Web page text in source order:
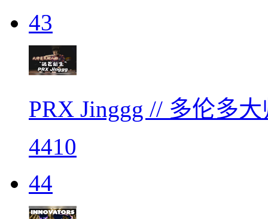
43
PRX Jinggg // 多伦多
4410
44